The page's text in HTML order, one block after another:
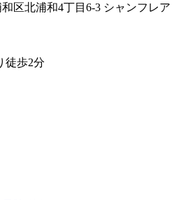
区北浦和4丁目6-3 シャンフレア
徒歩2分